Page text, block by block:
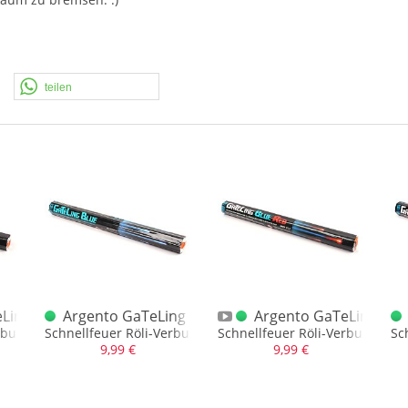
teilen
Gold 175S.
mit 175 Schuss
Argento GaTeLing Blue 175S.
Schnellfeuer Röli-Verbund mit 175 Schuss in Blau
9,99 €
Argento GaTeLing
Schnellfeuer Röli-Verbund mit
9,99 €